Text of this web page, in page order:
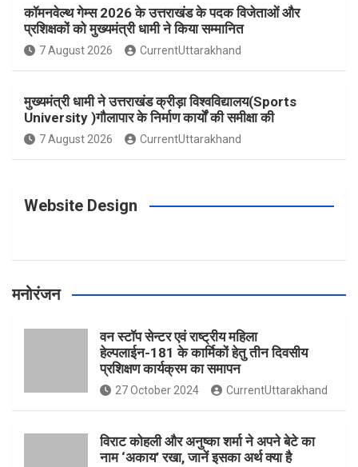
o
k
g
a
r
s
e
कॉमनवेल्थ गेम्स 2026 के उत्तराखंड के पदक विजेताओं और
प्रशिक्षकों को मुख्यमंत्री धामी ने किया सम्मानित
7 August 2026 CurrentUttarakhand
मुख्यमंत्री धामी ने उत्तराखंड क्रीड़ा विश्वविद्यालय(Sports
University )गौलापार के निर्माण कार्यों की समीक्षा की
7 August 2026 CurrentUttarakhand
Website Design
मनोरंजन
वन स्टॉप सेन्टर एवं राष्ट्रीय महिला
हेल्पलाईन-181 के कार्मिकों हेतु तीन दिवसीय
प्रशिक्षण कार्यक्रम का समापन
27 October 2024 CurrentUttarakhand
विराट कोहली और अनुष्का शर्मा ने अपने बेटे का
नाम ‘अकाय’ रखा, जानें इसका अर्थ क्‍या है